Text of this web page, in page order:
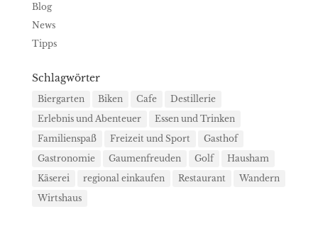
Blog
News
Tipps
Schlagwörter
Biergarten Biken Cafe
Destillerie
Erlebnis und Abenteuer
Essen und Trinken
Familienspaß
Freizeit und Sport
Gasthof
Gastronomie
Gaumenfreuden Golf
Hausham
Käserei
regional einkaufen Restaurant
Wandern
Wirtshaus